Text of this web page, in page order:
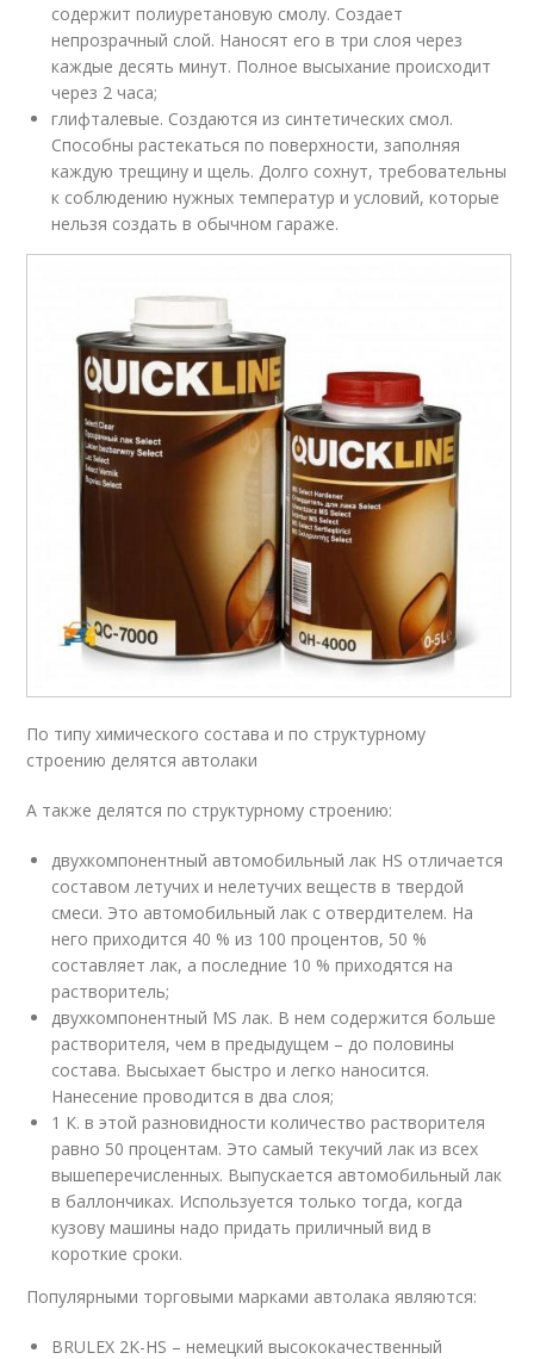
содержит полиуретановую смолу. Создает
непрозрачный слой. Наносят его в три слоя через
каждые десять минут. Полное высыхание происходит
через 2 часа;
глифталевые. Создаются из синтетических смол.
Способны растекаться по поверхности, заполняя
каждую трещину и щель. Долго сохнут, требовательны
к соблюдению нужных температур и условий, которые
нельзя создать в обычном гараже.
По типу химического состава и по структурному
строению делятся автолаки
А также делятся по структурному строению:
двухкомпонентный автомобильный лак HS отличается
составом летучих и нелетучих веществ в твердой
смеси. Это автомобильный лак с отвердителем. На
него приходится 40 % из 100 процентов, 50 %
составляет лак, а последние 10 % приходятся на
растворитель;
двухкомпонентный MS лак. В нем содержится больше
растворителя, чем в предыдущем – до половины
состава. Высыхает быстро и легко наносится.
Нанесение проводится в два слоя;
1 К. в этой разновидности количество растворителя
равно 50 процентам. Это самый текучий лак из всех
вышеперечисленных. Выпускается автомобильный лак
в баллончиках. Используется только тогда, когда
кузову машины надо придать приличный вид в
короткие сроки.
Популярными торговыми марками автолака являются:
BRULEX 2K-HS – немецкий высококачественный